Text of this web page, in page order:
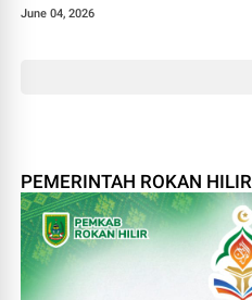
Juta dan Sita Aset Miliaran
June 04, 2026
PEMERINTAH ROKAN HILIR